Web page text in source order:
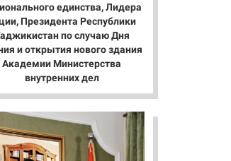
единства, Лидера
Президента Республики
по случаю Дня
и открытия нового здания
Академии Министерства
внутренних дел